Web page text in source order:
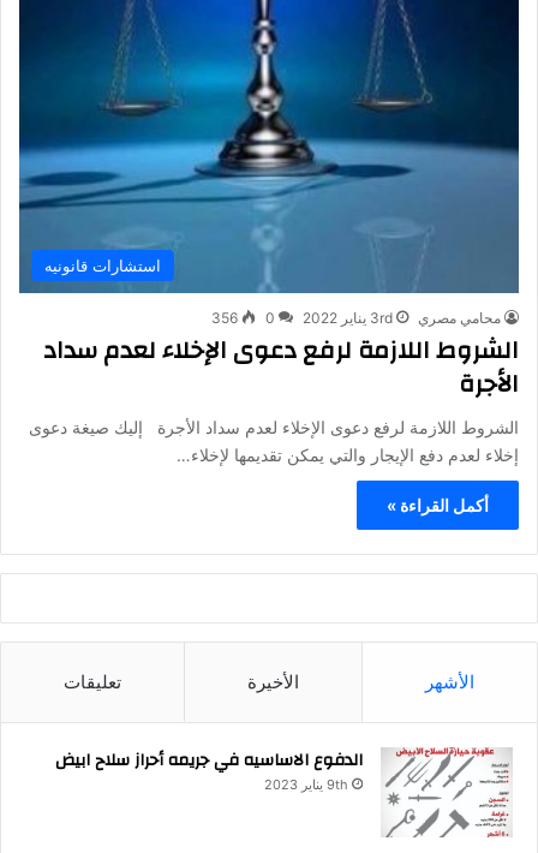
استشارات قانونيه
محامي مصري 3rd يناير 2022 0
356
الشروط اللازمة لرفع دعوى الإخلاء لعدم سداد
الأجرة
الشروط اللازمة لرفع دعوى الإخلاء لعدم سداد الأجرة إليك صيغة دعوى
إخلاء لعدم دفع الإيجار والتي يمكن تقديمها لإخلاء…
أكمل القراءة »
الأشهر الأخيرة تعليقات
الدفوع الاساسيه في جريمه أحراز سلاح ابيض
9th يناير 2023